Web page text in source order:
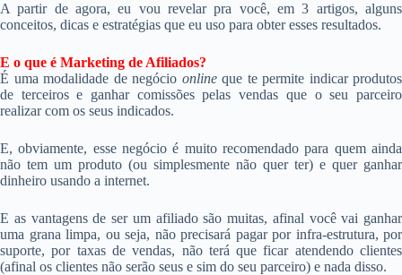
A partir de agora, eu vou revelar pra você, em 3 artigos, alguns
conceitos, dicas e estratégias que eu uso para obter esses resultados.
E o que é Marketing de Afiliados?
É uma modalidade de negócio onlineque te permite indicar produtos
de terceiros e ganhar comissões pelas vendas que o seu parceiro
realizar com os seus indicados.
E, obviamente, esse negócio é muito recomendado para quem ainda
não tem um produto (ou simplesmente não quer ter) e quer ganhar
dinheiro usando a internet.
E as vantagens de ser um afiliado são muitas, afinal você vai ganhar
uma grana limpa, ou seja, não precisará pagar por infra-estrutura, por
suporte, por taxas de vendas, não terá que ficar atendendo clientes
(afinal os clientes não serão seus e sim do seu parceiro) e nada disso.